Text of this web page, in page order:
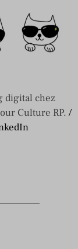
digital chez
Culture RP. /